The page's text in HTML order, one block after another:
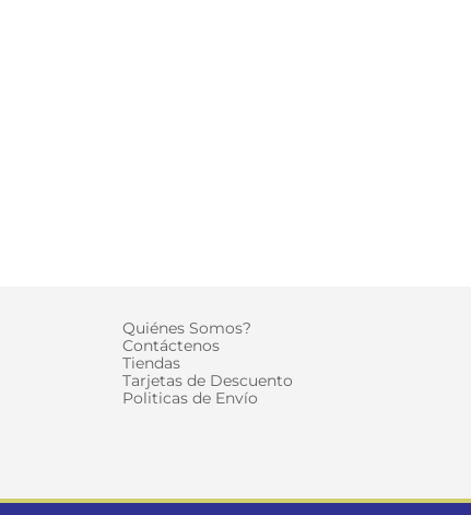
Quiénes Somos?
Contáctenos
Tiendas
Tarjetas de Descuento
Politicas de Envío